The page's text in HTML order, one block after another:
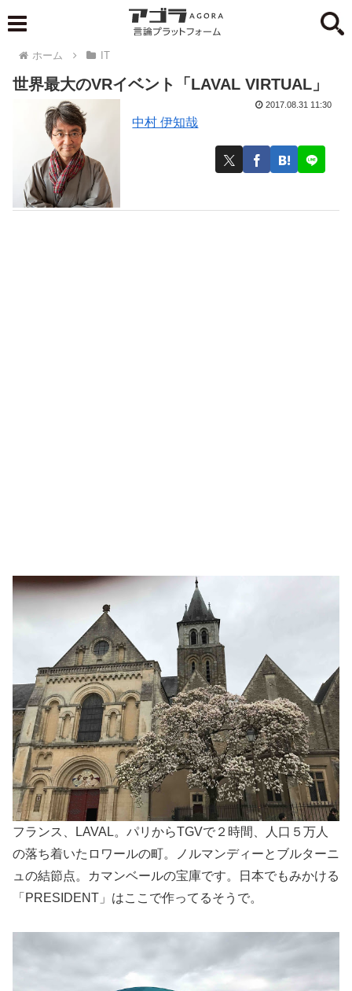
ホーム IT
世界最大のVRイベント「LAVAL VIRTUAL」
中村 伊知哉
2017.08.31 11:30
フランス、LAVAL。パリからTGVで２時間、人口５万人
の落ち着いたロワールの町。ノルマンディーとブルターニ
ュの結節点。カマンベールの宝庫です。日本でもみかける
「PRESIDENT」はここで作ってるそうで。